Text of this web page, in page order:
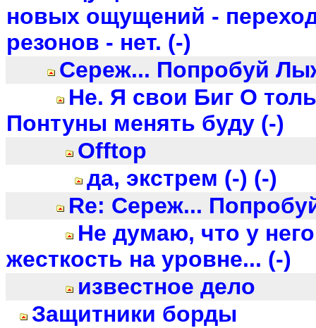
новых ощущений -
резонов - нет. (-)
Сереж... Попробуй
Не. Я свои Биг О
Понтуны менять буду (-)
Offtop
да, экстрем (-) (-)
Re: Сереж...
Не думаю, что у
жесткость на уровне... (-)
известное дело
Защитники борды